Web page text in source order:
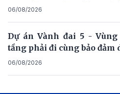
06/08/2026
Dự án Vành đai 5 -
tầng phải đi cùng bảo đảm
06/08/2026